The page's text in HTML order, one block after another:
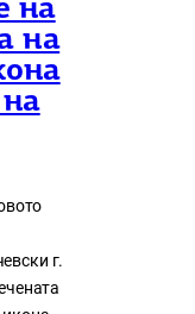
на
на
г.